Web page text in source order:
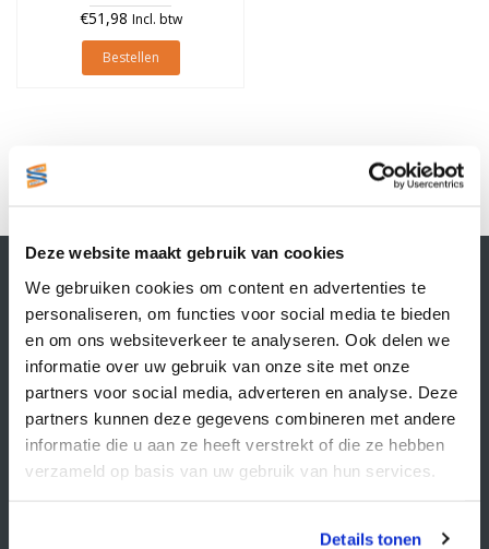
Deze website maakt gebruik van cookies
We gebruiken cookies om content en advertenties te
personaliseren, om functies voor social media te bieden
en om ons websiteverkeer te analyseren. Ook delen we
informatie over uw gebruik van onze site met onze
partners voor social media, adverteren en analyse. Deze
partners kunnen deze gegevens combineren met andere
informatie die u aan ze heeft verstrekt of die ze hebben
verzameld op basis van uw gebruik van hun services.
Details tonen
€51,98 Incl. btw
Bestellen
1
Contactgegevens
Supply Service B.V.
Nijverheidsstraat 25-K
3861 RJ Nijkerk
info@supplyservice.nl
+31 33 468 13 42
KvK nummer: 66384737